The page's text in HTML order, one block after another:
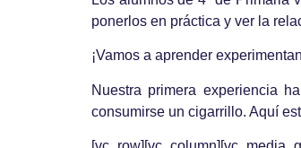
ponerlos en práctica y ver la
¡Vamos a aprender
Nuestra primera experiencia
consumirse un cigarrillo. Aquí